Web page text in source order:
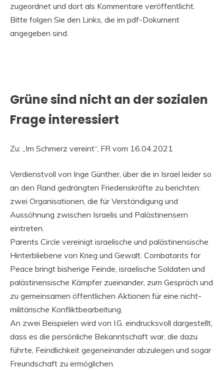
zugeordnet und dort als Kommentare veröffentlicht.
Bitte folgen Sie den Links, die im pdf-Dokument
angegeben sind.
Grüne sind nicht an der sozialen
Frage interessiert
Zu: „Im Schmerz vereint“, FR vom 16.04.2021
Verdienstvoll von Inge Günther, über die in Israel leider so
an den Rand gedrängten Friedenskräfte zu berichten:
zwei Organisationen, die für Verständigung und
Aussöhnung zwischen Israelis und Palästinensern
eintreten.
Parents Circle vereinigt israelische und palästinensische
Hinterbliebene von Krieg und Gewalt. Combatants for
Peace bringt bisherige Feinde, israelische Soldaten und
palästinensische Kämpfer zueinander, zum Gespräch und
zu gemeinsamen öffentlichen Aktionen für eine nicht-
militärische Konfliktbearbeitung.
An zwei Beispielen wird von I.G. eindrucksvoll dargestellt,
dass es die persönliche Bekanntschaft war, die dazu
führte, Feindlichkeit gegeneinander abzulegen und sogar
Freundschaft zu ermöglichen.